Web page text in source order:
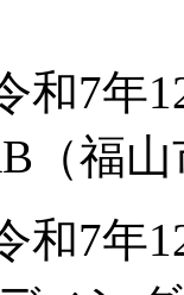
和7年
（福
和7年